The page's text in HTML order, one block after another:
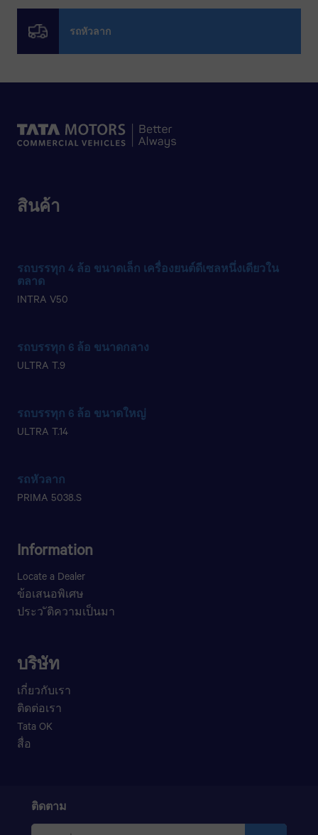
รถหัวลาก​
สินค้า
รถบรรทุก 4 ล้อ ขนาดเล็ก เครื่องยนต์ดีเซลหนึ่งเดียวใน
ตลาด​
INTRA V50
รถบรรทุก 6 ล้อ ขนาดกลาง​
ULTRA T.9
รถบรรทุก 6 ล้อ ขนาดใหญ่
ULTRA T.14
รถหัวลาก​
PRIMA 5038.S
Information
Locate a Dealer
ข้อเสนอพิเศษ
ประว ัติความเป็นมา
บริษัท
เกี่ยวกับเรา
ติดต่อเรา
Tata OK
สื่อ
ติดตาม